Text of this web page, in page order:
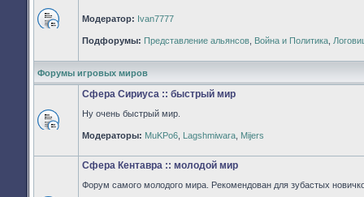
непрочитанных
Модератор: Ivan7777
Подфорумы: Представление альянсов Война и Политика
Форумы игровых миров
Нет
непрочитанных
Сфера Сириуса :: быстрый мир
Ну очень быстрый мир.
Модераторы: MuKPo6 Lagshmiwara Mijers
Сфера Кентавра :: молодой мир
Форум самого молодого мира. Рекомендован для зубастых